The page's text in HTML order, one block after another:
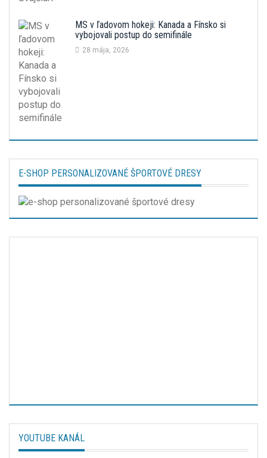
MS v ľadovom hokeji: Kanada a Fínsko si
vybojovali postup do semifinále
28 mája, 2026
E-SHOP PERSONALIZOVANÉ ŠPORTOVÉ DRESY
YOUTUBE KANÁL